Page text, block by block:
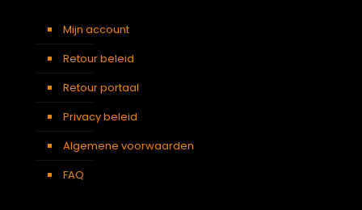
Mijn account
Retour beleid
Retour portaal
Privacy beleid
Algemene voorwaarden
FAQ